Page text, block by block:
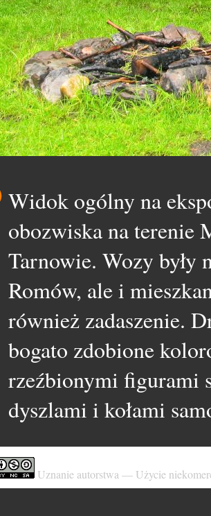
Widok ogólny na
obozwiska na terenie
Tarnowie. Wozy były
Romów, ale i
również zadaszenie.
bogato zdobione
rzeźbionymi figurami
dyszlami i kołami
Uznanie autorstwa — Użycie